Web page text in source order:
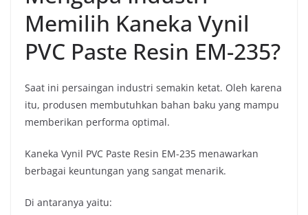
Memilih Kaneka Vynil
PVC Paste Resin EM-235?
Saat ini persaingan industri semakin ketat. Oleh karena
itu, produsen membutuhkan bahan baku yang mampu
memberikan performa optimal.
Kaneka Vynil PVC Paste Resin EM-235 menawarkan
berbagai keuntungan yang sangat menarik.
Di antaranya yaitu: